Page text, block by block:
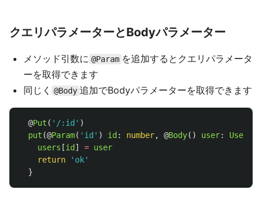
クエリパラメーターとBodyパラメーター
メソッド引数に @Param を追加するとクエリパラメータ
ーを取得できます
同じく
@Body 追加でBodyパラメーターを取得できます
@Put ( ' /:id ' )
put (@Param( ' id ' ) id : number, @Body() user: User
users [id ] = user
return
' ok'
}